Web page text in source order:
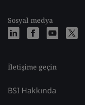
Sosyal medya
İletişime geçin
BSI Hakkında